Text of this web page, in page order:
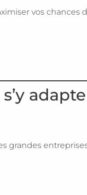
vos chances
grandes